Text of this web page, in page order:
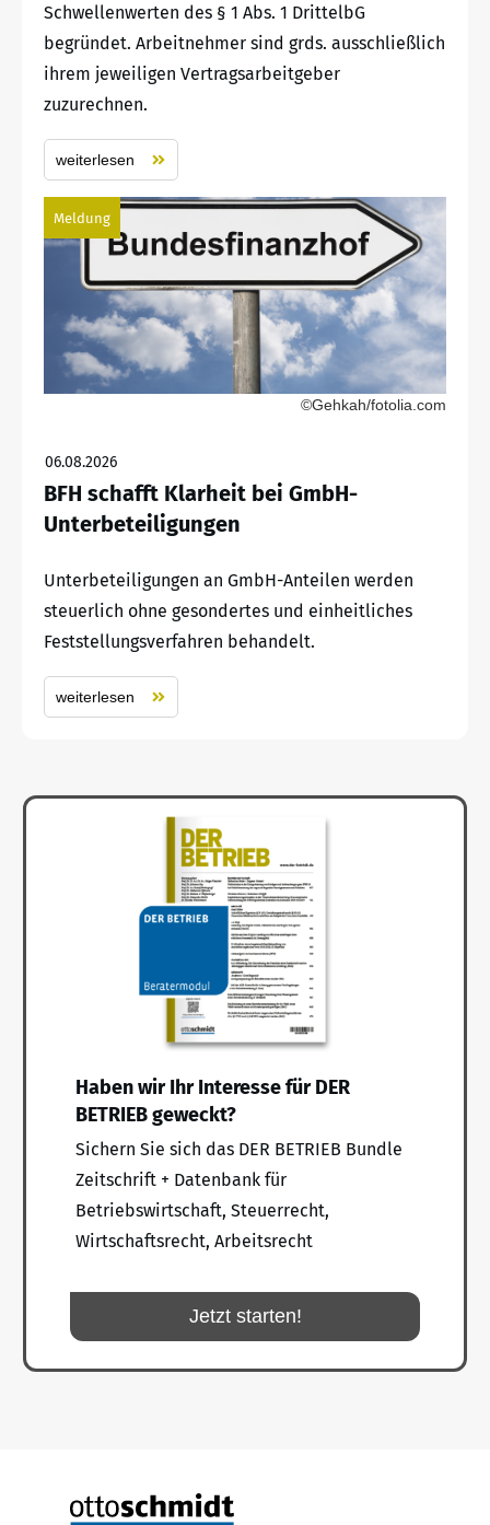
Schwellenwerten des § 1 Abs. 1 DrittelbG
begründet. Arbeitnehmer sind grds. ausschließlich
ihrem jeweiligen Vertragsarbeitgeber
zuzurechnen.
weiterlesen
Meldung
©Gehkah/fotolia.com
06.08.2026
BFH schafft Klarheit bei GmbH-
Unterbeteiligungen
Unterbeteiligungen an GmbH-Anteilen werden
steuerlich ohne gesondertes und einheitliches
Feststellungsverfahren behandelt.
weiterlesen
Haben wir Ihr Interesse für DER
BETRIEB geweckt?
Sichern Sie sich das DER BETRIEB Bundle
Zeitschrift + Datenbank für
Betriebswirtschaft, Steuerrecht,
Wirtschaftsrecht, Arbeitsrecht
Jetzt starten!